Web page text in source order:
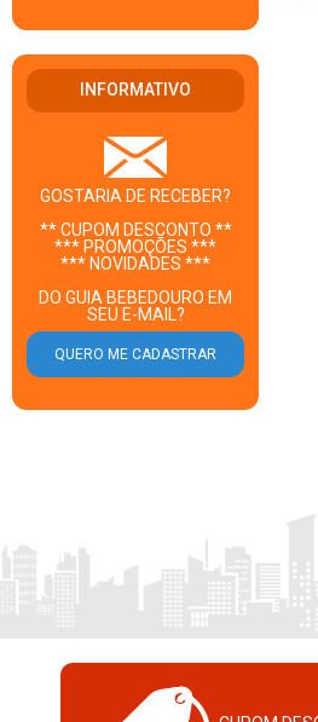
INFORMATIVO
GOSTARIA DE RECEBER?
** CUPOM DESCONTO **
*** PROMOÇÕES ***
*** NOVIDADES ***
DO GUIA BEBEDOURO EM
SEU E-MAIL?